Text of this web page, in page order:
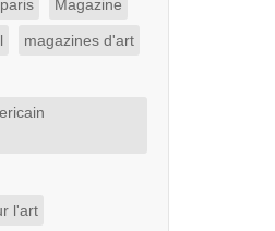
Magazine
magazines d'art
l'art